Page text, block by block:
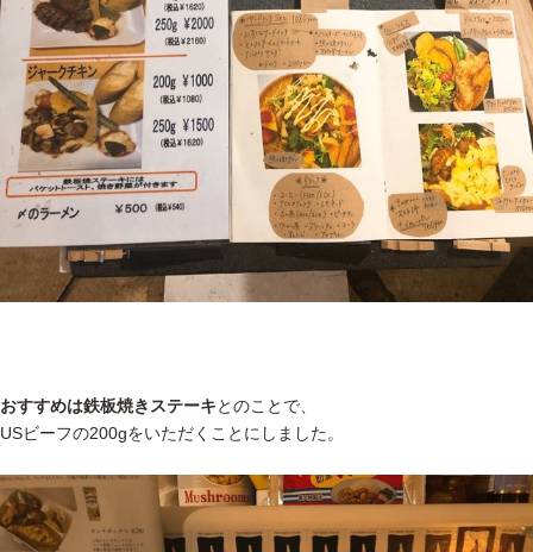
おすすめは鉄板焼きステーキとのことで、
USビーフの200gをいただくことにしました。